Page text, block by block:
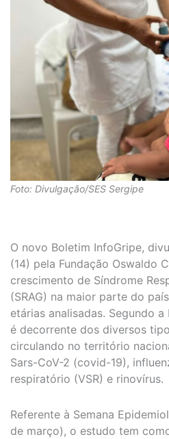
Foto: Divulgação/SES Sergipe
O novo Boletim InfoGripe,
(14) pela Fundação Oswaldo
crescimento de Síndrome
(SRAG) na maior parte do
etárias analisadas. Segundo
é decorrente dos diversos
circulando no território
Sars-CoV-2 (covid-19),
respiratório (VSR) e rinovírus.
Referente à Semana
de março), o estudo tem